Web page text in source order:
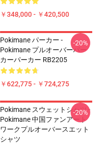
￥348,000 - ￥420,500
Pokimane パーカー -
Pokimane プルオーバーパー
カーパーカー RB2205
￥622,775 - ￥724,275
-20%
Pokimane スウェットシャツ -
Pokimane 中国ファンアート
ワークプルオーバースエット
シャツ
-20%